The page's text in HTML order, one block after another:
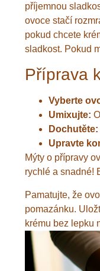
příjemnou
ovoce stačí
pokud chcete
sladkost. Pokud
Příprava
Vyberte
Umixujte:
Dochutěte:
Upravte
Mýty o přípravy
rychlé a snadné!
Pamatujte, že
pomazánku.
krému bez lepku